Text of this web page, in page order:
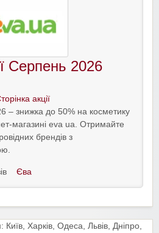
Серпень 2026
акції
– знижка до 50% на косметику
магазині eva ua. Отримайте
брендів з
Єва
Харків, Одеса, Львів, Дніпро,